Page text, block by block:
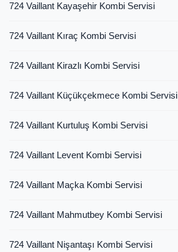
724 Vaillant Kayaşehir Kombi Servisi
724 Vaillant Kıraç Kombi Servisi
724 Vaillant Kirazlı Kombi Servisi
724 Vaillant Küçükçekmece Kombi Servisi
724 Vaillant Kurtuluş Kombi Servisi
724 Vaillant Levent Kombi Servisi
724 Vaillant Maçka Kombi Servisi
724 Vaillant Mahmutbey Kombi Servisi
724 Vaillant Nişantaşı Kombi Servisi